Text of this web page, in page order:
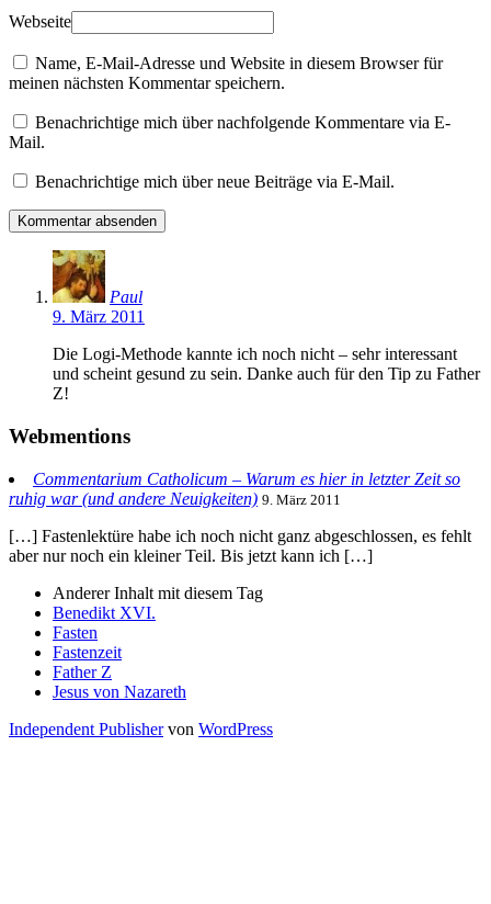
Webseite
Name, E-Mail-Adresse und Website in diesem Browser für
meinen nächsten Kommentar speichern.
Benachrichtige mich über nachfolgende Kommentare via E-
Mail.
Benachrichtige mich über neue Beiträge via E-Mail.
Paul
9. März 2011
Die Logi-Methode kannte ich noch nicht – sehr interessant
und scheint gesund zu sein. Danke auch für den Tip zu Father
Z!
Webmentions
Commentarium Catholicum – Warum es hier in letzter Zeit so
ruhig war (und andere Neuigkeiten) 9. März 2011
[…] Fastenlektüre habe ich noch nicht ganz abgeschlossen, es fehlt
aber nur noch ein kleiner Teil. Bis jetzt kann ich […]
Anderer Inhalt mit diesem Tag
Benedikt XVI.
Fasten
Fastenzeit
Father Z
Jesus von Nazareth
Independent Publishervon WordPress